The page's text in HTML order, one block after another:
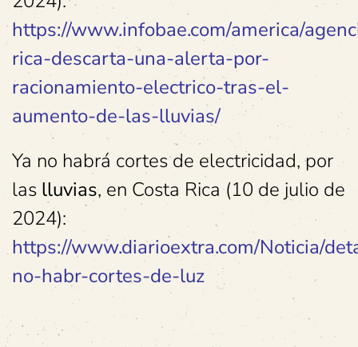
https://www.infobae.com/america/
rica-descarta-una-alerta-por-
racionamiento-electrico-tras-el-
aumento-de-las-lluvias/
Ya no habrá cortes de electricidad, por
las lluvias, en Costa Rica (10 de julio de
2024):
https://www.diarioextra.com/Noticia/
no-habr-cortes-de-luz